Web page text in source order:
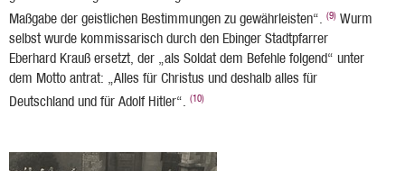
Maßgabe der geistlichen Bestimmungen zu gewährleisten“. (9) Wurm
selbst wurde kommissarisch durch den Ebinger Stadtpfarrer
Eberhard Krauß ersetzt, der „als Soldat dem Befehle folgend“ unter
dem Motto antrat: „Alles für Christus und deshalb alles für
Deutschland und für Adolf Hitler“. (10)